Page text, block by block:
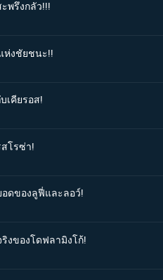
พรึงกลัว!!!
ห่งชัยชนะ!!
เคียรอส!
โรซ่า!
อดของลูฟี่และลอว์!
งของโดฟลามิงโก้!